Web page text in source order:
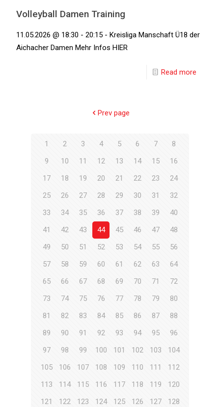
Volleyball Damen Training
11.05.2026 @ 18:30 - 20:15 - Kreisliga Manschaft Ü18 der
Aichacher Damen Mehr Infos HIER
Read more
Prev page
1 2 3 4 5 6 7
8
9
10 11 12 13 14 15
16
17
18 19 20 21 22 23
24
25
26 27 28 29 30 31
32
33
34 35 36 37 38 39
40
41
42 43 44 45 46 47
48
49
50 51 52 53 54 55
56
57
58 59 60 61 62 63
64
65
66 67 68 69 70 71
72
73
74 75 76 77 78 79
80
81
82 83 84 85 86 87
88
89
90 91 92 93 94 95
96
97
98 99 100 101 102 103
104
105
106 107 108 109 110 111
112
113
114 115 116 117 118 119
120
121
122 123 124 125 126 127
128